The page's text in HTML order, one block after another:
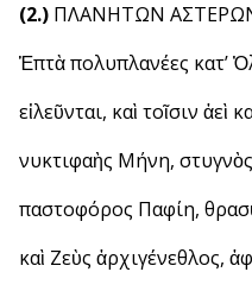
(2.) ΠΛΑΝΗΤΩΝ
Ἑπτὰ πολυπλανέες κατ’
εἰλεῦνται, καὶ τοῖσιν ἀεὶ
νυκτιφαὴς Μήνη,
παστοφόρος Παφίη,
καὶ Ζεὺς ἀρχιγένεθλος,